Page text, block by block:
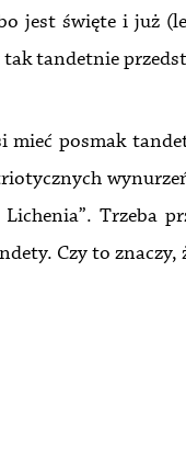
jest święte i już
tandetnie
mieć posmak
Trzeba
Czy to znaczy,